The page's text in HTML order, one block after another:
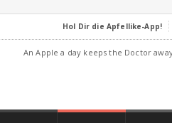
Hol Dir die Apfellike-App!
An Apple a day keeps the Doctor